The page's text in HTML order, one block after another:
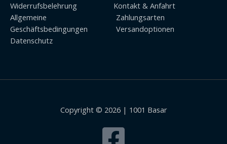
Widerrufsbelehrung
Allgemeine
Geschäftsbedingungen
Datenschutz
Kontakt & Anfahrt
Zahlungsarten
Versandoptionen
Copyright © 2026 | 1001 Basar